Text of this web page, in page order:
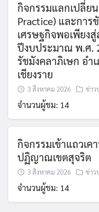
กิจกรรมแลกเปลี่ย
Practice) และกา
เศรษฐกิจพอเพียง
ปีงบประมาณ พ.ศ.
รัชมังคลาภิเษก อำ
เชียงราย
3 สิงหาคม 2026 ข่าว
จำนวนผู้ชม: 14
กิจกรรมเข้าแถวเ
ปฏิญาณเขตสุจริต
3 สิงหาคม 2026 ข่าว
จำนวนผู้ชม: 14